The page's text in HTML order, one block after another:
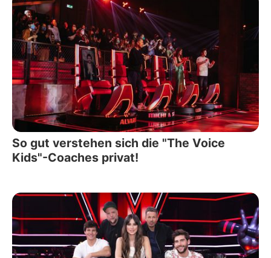
So gut verstehen sich die "The Voice
Kids"-Coaches privat!